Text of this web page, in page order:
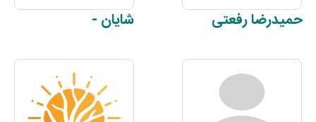
حمیدرضارفعتی شایان -